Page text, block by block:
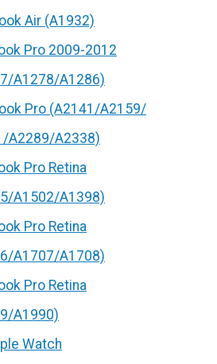
Air (A1932)
Pro 2009-2012
A1278/A1286)
Pro (А2141/А2159/
A2289/A2338)
Pro Retina
A1502/A1398)
Pro Retina
A1707/A1708)
Pro Retina
A1990)
Watch